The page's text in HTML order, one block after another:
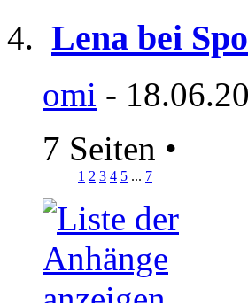
Lena bei
omi -
7 Seiten •
1 2 3 4 5 ... 7